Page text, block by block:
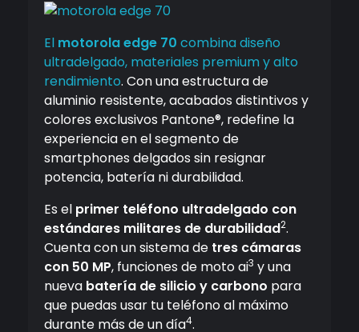
El motorola edge 70 combina diseño
ultradelgado, materiales premium y alto
rendimiento. Con una estructura de
aluminio resistente, acabados distintivos y
colores exclusivos Pantone®, redefine la
experiencia en el segmento de
smartphones delgados sin resignar
potencia, batería ni durabilidad.
Es el primer teléfono ultradelgado con
estándares militares de durabilidad2.
Cuenta con un sistema de tres cámaras
con 50 MP, funciones de moto ai3 y una
nueva batería de silicio y carbono para
que puedas usar tu teléfono al máximo
durante más de un día4.